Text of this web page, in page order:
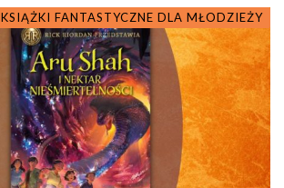
KSIĄŻKI FANTASTYCZNE DLA MŁODZIEŻY